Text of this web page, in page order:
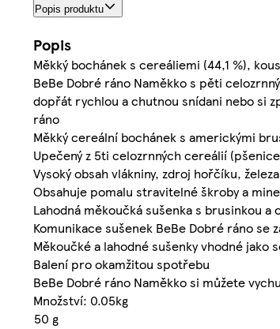
Popis produktu
Popis
Měkký bochánek s cereáliemi (44,1 %),
BeBe Dobré ráno Naměkko s pěti
dopřát rychlou a chutnou snídani nebo si
ráno
Měkký cereální bochánek s americkými
Upečený z 5ti celozrnných cereálií
Vysoký obsah vlákniny, zdroj hořčíku,
Obsahuje pomalu stravitelné škroby a
Lahodná měkoučká sušenka s brusinkou
Komunikace sušenek BeBe Dobré ráno
Měkoučké a lahodné sušenky vhodné jako
Balení pro okamžitou spotřebu
BeBe Dobré ráno Naměkko si můžete
Množství: 0.05kg
50 g